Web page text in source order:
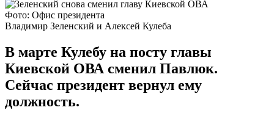
Фото: Офис президента
Владимир Зеленский и Алексей Кулеба
В марте Кулебу на посту главы
Киевской ОВА сменил Павлюк.
Сейчас президент вернул ему
должность.